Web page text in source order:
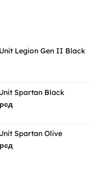
Legion Gen II Black
Spartan Black
рсдTrenutna
2.490,00 рсд.
Spartan Olive
рсдTrenutna